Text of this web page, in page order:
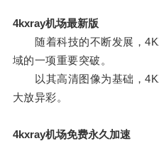
4kxray机场最新版
随着科技的不断发展，
域的一项重要突破。
以其高清图像为基础，
大放异彩。
4kxray机场免费永久加速